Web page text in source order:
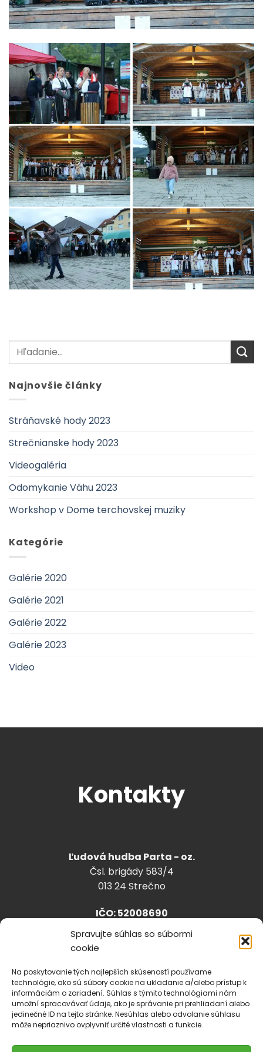
Spravujte súhlas so súbormi
cookie
Na poskytovanie tých najlepších skúseností používame
technológie, ako sú súbory cookie na ukladanie a/alebo prístup k
informáciám o zariadení. Súhlas s týmito technológiami nám
umožní spracovávať údaje, ako je správanie pri prehliadaní alebo
jedinečné ID na tejto stránke. Nesúhlas alebo odvolanie súhlasu
môže nepriaznivo ovplyvniť určité vlastnosti a funkcie.
Najnovšie články
Stráňavské hody 2023
Strečnianske hody 2023
Videogaléria
Odomykanie Váhu 2023
Workshop v Dome terchovskej muziky
Kategórie
Galérie 2020
Galérie 2021
Galérie 2022
Galérie 2023
Video
Kontakty
Ľudová hudba Parta - oz.
Čsl. brigády 583/4
013 24 Strečno
IČO: 52008690
+421918 530 888
Cookies